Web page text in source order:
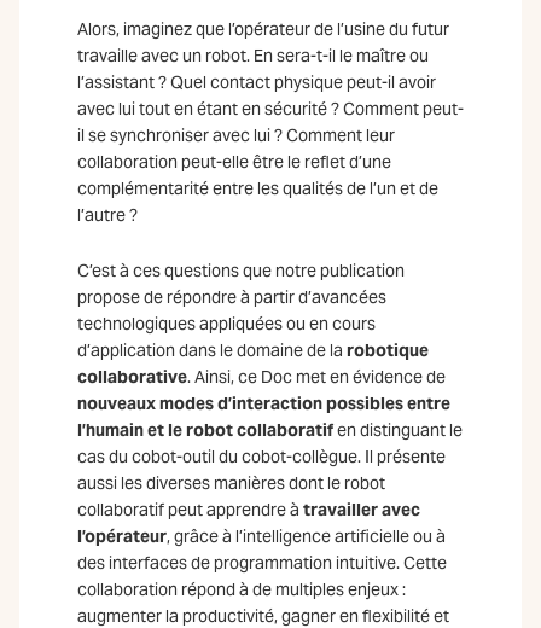
Alors, imaginez que l’opérateur de l’usine du futur
travaille avec un robot. En sera-t-il le maître ou
l’assistant ? Quel contact physique peut-il avoir
avec lui tout en étant en sécurité ? Comment peut-
il se synchroniser avec lui ? Comment leur
collaboration peut-elle être le reflet d’une
complémentarité entre les qualités de l’un et de
l’autre ?
C’est à ces questions que notre publication
propose de répondre à partir d’avancées
technologiques appliquées ou en cours
d’application dans le domaine de la robotique
collaborative. Ainsi, ce Doc met en évidence de
nouveaux modes d’interaction possibles entre
l’humain et le robot collaboratifen distinguant le
cas du cobot-outil du cobot-collègue. Il présente
aussi les diverses manières dont le robot
collaboratif peut apprendre à travailler avec
l’opérateur, grâce à l’intelligence artificielle ou à
des interfaces de programmation intuitive. Cette
collaboration répond à de multiples enjeux :
augmenter la productivité, gagner en flexibilité et